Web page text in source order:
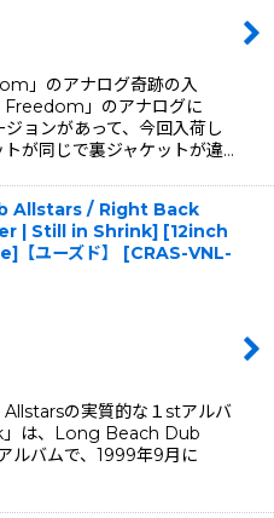
」のアナログ奇跡の入
」のアナログに
ョンがあって、今回入荷し
が同じで裏ジャケットが違…
Allstars / Right Back
| Still in Shrink] [12inch
ユーズド】
[CRAS-VNL-
の実質的な１stアルバ
は、Long Beach Dub
ルバムで、1999年9月に